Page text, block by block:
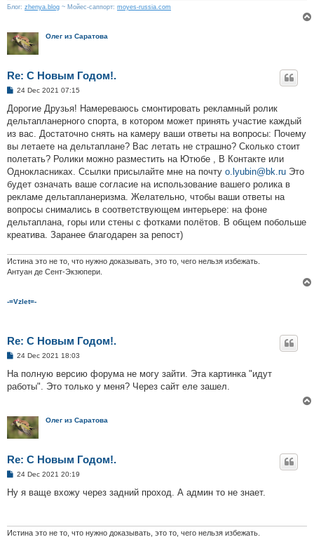
Блог: zhenya.blog ~ Мойес-саппорт: moyes-russia.com
Олег из Саратова
Re: С Новым Годом!.
P
s
24 Dec 2021 07:15
Дорогие Друзья! Намереваюсь смонтировать рекламный ролик
дельтапланерного спорта, в котором может принять участие каждый
из вас. Достаточно снять на камеру ваши ответы на вопросы: Почему
вы летаете на дельтаплане? Вас летать не страшно? Сколько стоит
полетать? Ролики можно разместить на Ютюбе , В Контакте или
Однокласниках. Ссылки присылайте мне на почту o.lyubin@bk.ru Это
будет означать ваше согласие на использование вашего ролика в
рекламе дельтапланеризма. Желательно, чтобы ваши ответы на
вопросы снимались в соответствующем интерьере: на фоне
дельтаплана, горы или стены с фотками полётов. В общем побольше
креатива. Заранее благодарен за репост)
Истина это не то, что нужно доказывать, это то, чего нельзя избежать.
Антуан де Сент-Экзюпери.
-=Vzlet=-
Re: С Новым Годом!.
P
s
24 Dec 2021 18:03
На полную версию форума не могу зайти. Эта картинка "идут
работы". Это только у меня? Через сайт еле зашел.
Олег из Саратова
Re: С Новым Годом!.
P
s
t
24 Dec 2021 20:19
Ну я ваще вхожу через задний проход. А админ то не знает.
Истина это не то, что нужно доказывать, это то, чего нельзя избежать.